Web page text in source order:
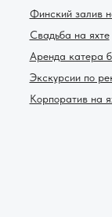
Финский залив
Свадьба на яхте
Аренда катера
Экскурсии по
Корпоратив на